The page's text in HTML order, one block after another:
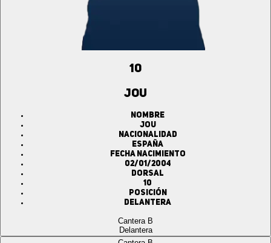
10
JOU
Nombre
JOU
Nacionalidad
ESPAÑA
Fecha Nacimiento
02/01/2004
Dorsal
10
Posición
Delantera
Cantera B
Delantera